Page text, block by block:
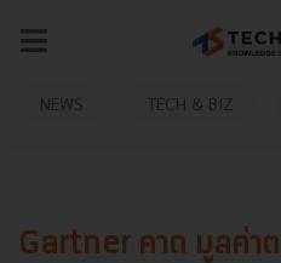
NEWS TECH & BIZ
Gartner คาด มูลค่า